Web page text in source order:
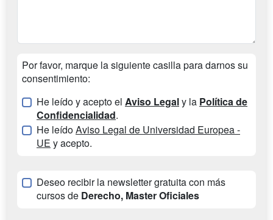
Por favor, marque la siguiente casilla para darnos su
consentimiento:
He leído y acepto el Aviso Legaly la Política de
Confidencialidad.
He leídoAviso Legal de Universidad Europea -
UE y acepto.
Deseo recibir la newsletter gratuita con más
cursos de Derecho, Master Oficiales